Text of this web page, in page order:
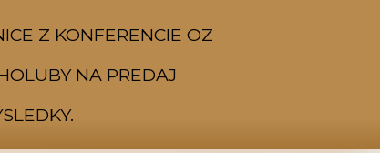
Z KONFERENCIE OZ
NA PREDAJ